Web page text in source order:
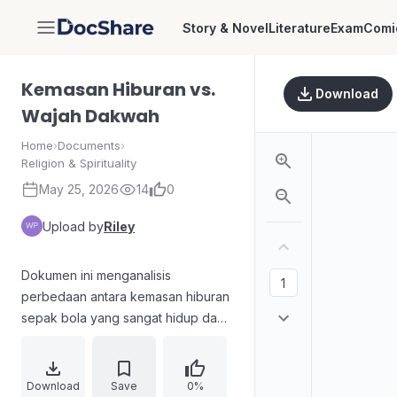
DocShare Story & NovelLiteratureExam
Kemasan Hiburan vs.
Wajah Dakwah
Home›Documents›
Religion & Spirituality
May 25, 2026 14 0
Upload byRiley
Dokumen ini menganalisis
perbedaan antara kemasan hiburan
sepak bola yang sangat hidup dan
yang sering terasa kaku dan kurang
menggugah. Penggambaran stadion
Download Save 0%
Download